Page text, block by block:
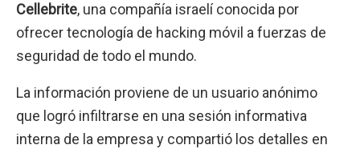
Cellebrite, una compañía israelí conocida por
ofrecer tecnología de hacking móvil a fuerzas de
seguridad de todo el mundo.
La información proviene de un usuario anónimo
que logró infiltrarse en una sesión informativa
interna de la empresa y compartió los detalles en